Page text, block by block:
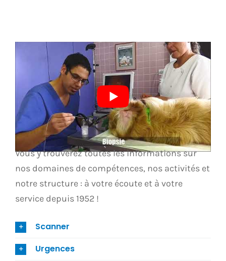
Vous y trouverez toutes les informations sur
nos domaines de compétences, nos activités et
notre structure : à votre écoute et à votre
service depuis 1952 !
Scanner
Urgences